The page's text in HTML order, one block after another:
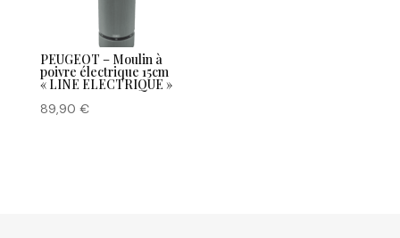
PEUGEOT – Moulin à
poivre électrique 15cm
« LINE ELECTRIQUE »
89,90 €